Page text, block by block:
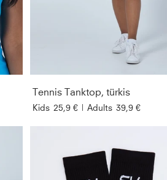
Tennis Tanktop, türkis
Kids 25,9 € | Adults 39,9 €